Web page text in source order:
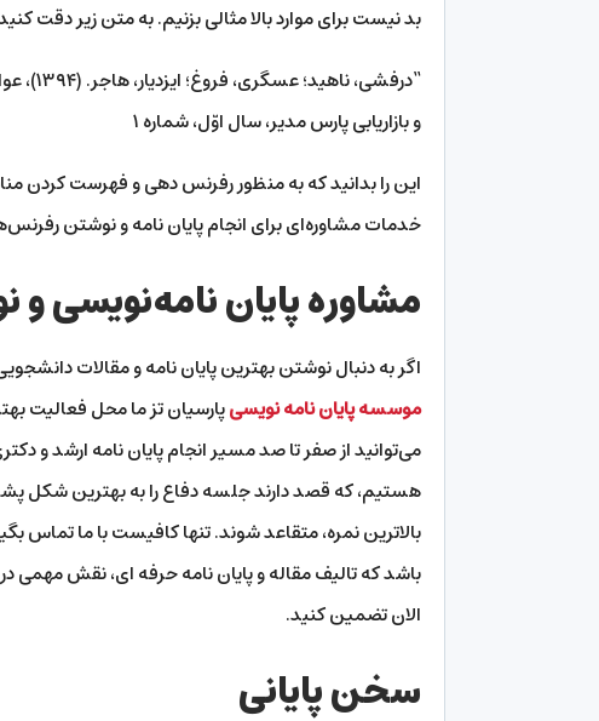
بد نیست برای موارد بالا مثالی بزنیم. به متن زیر دقت
و بازاریابی پارس مدیر، سال اوّل، شماره ۱
این را بدانید که به منظور رفرنس دهی و فهرست کردن
خدمات مشاوره‌ای برای انجام پایان نامه و نوشتن
مشاوره پایان نامه‌نویسی
اگر به دنبال نوشتن بهترین پایان نامه و مقالات
موسسه پایان نامه نویسیپارسیان تز ما محل فعالیت
می‌توانید از صفر تا صد مسیر انجام پایان نامه ارشد و
هستیم، که قصد دارند جلسه دفاع را به بهترین شکل
بالاترین نمره، متقاعد شوند. تنها کافیست با ما تماس
باشد که تالیف مقاله و پایان نامه حرفه ای، نقش مهمی
الان تضمین کنید.
سخن پایانی